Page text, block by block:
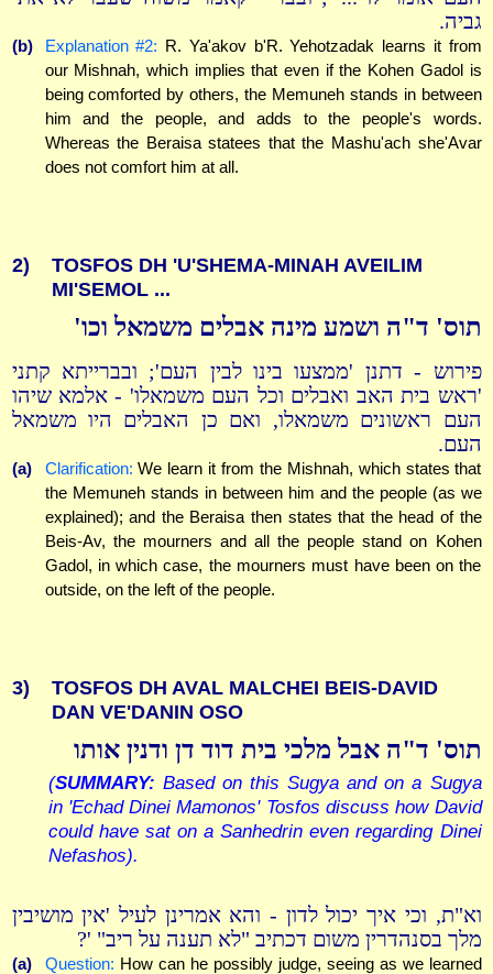
גביה.
(b) Explanation #2: R. Ya'akov b'R. Yehotzadak learns it from
our Mishnah, which implies that even if the Kohen Gadol is
being comforted by others, the Memuneh stands in between
him and the people, and adds to the people's words.
Whereas the Beraisa statees that the Mashu'ach she'Avar
does not comfort him at all.
2)
TOSFOS DH 'U'SHEMA-MINAH AVEILIM
MI'SEMOL ...
תוס' ד"ה ושמע מינה אבלים משמאל וכו'
פירוש - דתנן 'ממצעו בינו לבין העם'; ובברייתא קתני
'ראש בית האב ואבלים וכל העם משמאלו' - אלמא שיהו
העם ראשונים משמאלו, ואם כן האבלים היו משמאל
העם.
(a) Clarification: We learn it from the Mishnah, which states that
the Memuneh stands in between him and the people (as we
explained); and the Beraisa then states that the head of the
Beis-Av, the mourners and all the people stand on Kohen
Gadol, in which case, the mourners must have been on the
outside, on the left of the people.
3)
TOSFOS DH AVAL MALCHEI BEIS-DAVID
DAN VE'DANIN OSO
תוס' ד"ה אבל מלכי בית דוד דן ודנין אותו
(SUMMARY: Based on this Sugya and on a Sugya
in 'Echad Dinei Mamonos' Tosfos discuss how David
could have sat on a Sanhedrin even regarding Dinei
Nefashos).
וא"ת, וכי איך יכול לדון - והא אמרינן לעיל 'אין מושיבין
מלך בסנהדרין משום דכתיב "לא תענה על ריב" '?
(a) Question: How can he possibly judge, seeing as we learned